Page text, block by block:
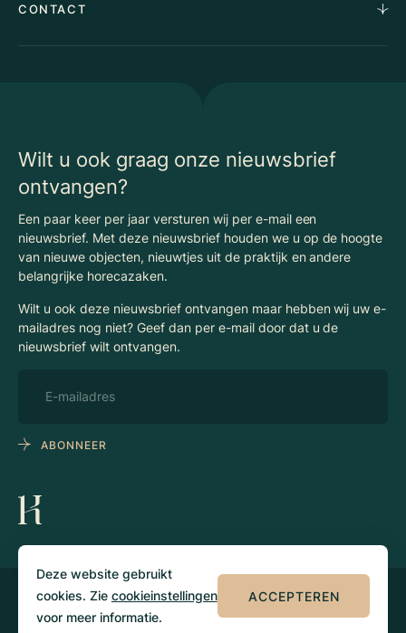
Deze website gebruikt
cookies. Zie cookieinstellingen
voor meer informatie.
ACCEPTEREN
Advies
Vacatures
Algemene voorwaarden
Vergunningen
CONTACT
Wilt u ook graag onze nieuwsbrief
ontvangen?
Een paar keer per jaar versturen wij per e-mail een
nieuwsbrief. Met deze nieuwsbrief houden we u op de hoogte
van nieuwe objecten, nieuwtjes uit de praktijk en andere
belangrijke horecazaken.
Wilt u ook deze nieuwsbrief ontvangen maar hebben wij uw e-
mailadres nog niet? Geef dan per e-mail door dat u de
nieuwsbrief wilt ontvangen.
ABONNEER
© 2026 Klaassen
Horecamakelaars
Privacy
Algemene